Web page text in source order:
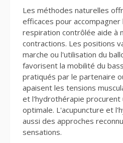
Les méthodes naturelles
efficaces pour accompagner
respiration contrôlée aide à
contractions. Les positions
marche ou l'utilisation du
favorisent la mobilité du
pratiqués par le partenaire
apaisent les tensions
et l'hydrothérapie procurent
optimale. L'acupuncture et
aussi des approches
sensations.